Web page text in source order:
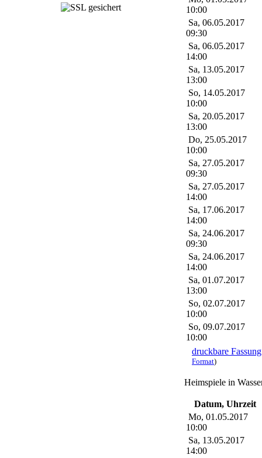
10:00
Sa, 06.05.2017
09:30
Sa, 06.05.2017
14:00
Sa, 13.05.2017
13:00
So, 14.05.2017
10:00
Sa, 20.05.2017
13:00
Do, 25.05.2017
10:00
Sa, 27.05.2017
09:30
Sa, 27.05.2017
14:00
Sa, 17.06.2017
14:00
Sa, 24.06.2017
09:30
Sa, 24.06.2017
14:00
Sa, 01.07.2017
13:00
So, 02.07.2017
10:00
So, 09.07.2017
10:00
druckbare
Format)
Heimspiele in
Datum, Uhrzeit
Mo, 01.05.2017
10:00
Sa, 13.05.2017
14:00